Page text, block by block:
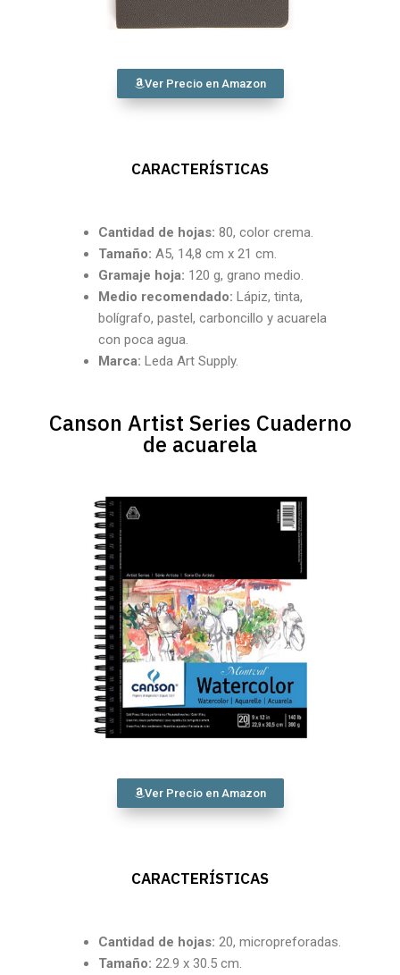
Ver Precio en Amazon
CARACTERÍSTICAS
Cantidad de hojas: 80, color crema.
Tamaño: A5, 14,8 cm x 21 cm.
Gramaje hoja: 120 g, grano medio.
Medio recomendado: Lápiz, tinta,
bolígrafo, pastel, carboncillo y acuarela
con poca agua.
Marca: Leda Art Supply.
Canson Artist Series Cuaderno
de acuarela
Ver Precio en Amazon
CARACTERÍSTICAS
Cantidad de hojas: 20, micropreforadas.
Tamaño: 22.9 x 30.5 cm.